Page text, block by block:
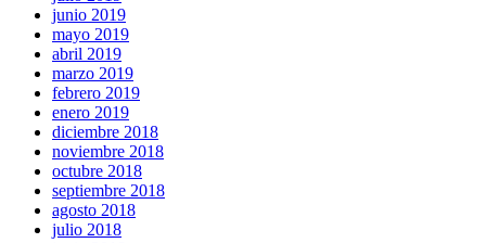
junio 2019
mayo 2019
abril 2019
marzo 2019
febrero 2019
enero 2019
diciembre 2018
noviembre 2018
octubre 2018
septiembre 2018
agosto 2018
julio 2018